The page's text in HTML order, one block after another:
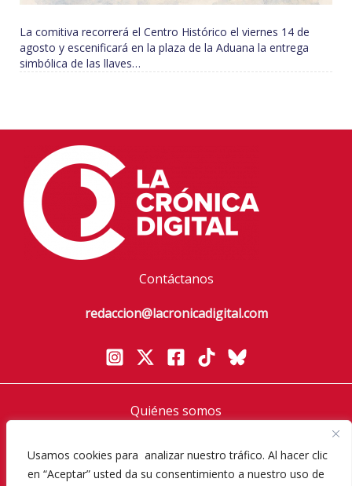
Usamos cookies para analizar nuestro tráfico. Al hacer clic
en “Aceptar” usted da su consentimiento a nuestro uso de
La comitiva recorrerá el Centro Histórico el viernes 14 de
agosto y escenificará en la plaza de la Aduana la entrega
simbólica de las llaves…
Contáctanos
redaccion@lacronicadigital.com
Quiénes somos
Aviso Legal
Política de cookies